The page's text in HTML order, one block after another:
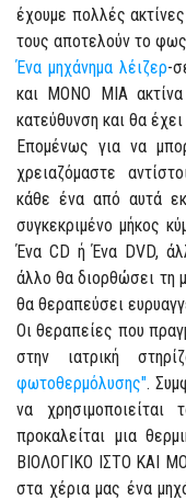
έχουμε πολλές
τους αποτελούν το
Ένα μηχάνημα λέιζερ-
και ΜΟΝΟ ΜΙΑ ακτίνα
κατεύθυνση και θα
Επομένως για να
χρειαζόμαστε
κάθε ένα από αυτά
συγκεκριμένο μήκος
Ένα CD ή Ένα DVD,
άλλο θα διορθώσει τη
θα θεραπεύσει
Οι θεραπείες που
στην ιατρική
φωτοθερμόλυσης".
να
προκαλείται μια
ΒΙΟΛΟΓΙΚΟ ΙΣΤΟ ΚΑΙ
στα χέρια μας ένα